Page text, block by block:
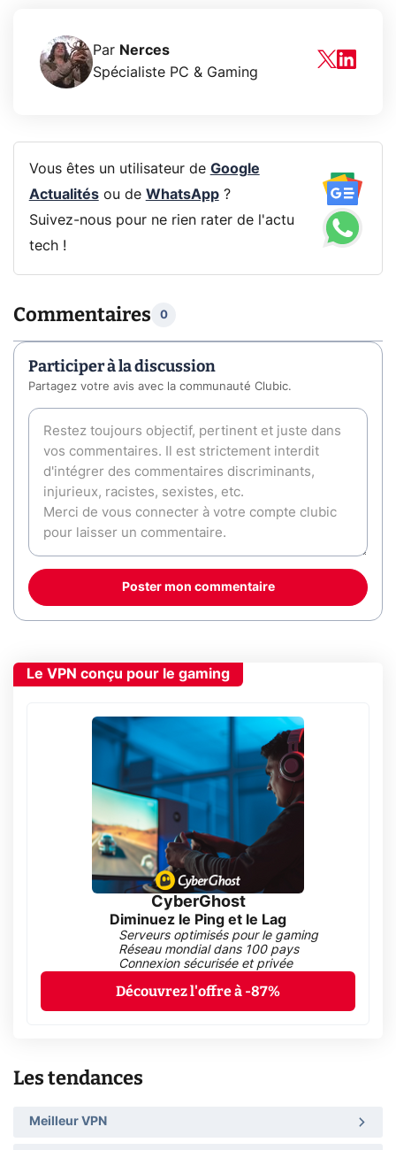
Par Nerces
Spécialiste PC & Gaming
Vous êtes un utilisateur de Google
Actualitésou de WhatsApp?
Suivez-nous pour ne rien rater de l'actu
tech !
Commentaires 0
Participer à la discussion
Partagez votre avis avec la communauté Clubic.
Poster mon commentaire
Le VPN conçu pour le gaming
CyberGhost
Diminuez le Ping et le Lag
Serveurs optimisés pour le gaming
Réseau mondial dans 100 pays
Connexion sécurisée et privée
Découvrez l'offre à -87%
Les tendances
Meilleur VPN